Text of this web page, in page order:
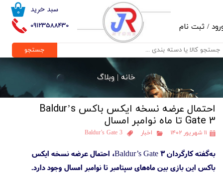
09123588430
۰ سبد خرید
/ ثبت نام
حساب کاربری من
تغییر گذر واژه
خروج از حساب کاربری
جستجو
خانه |وبلاگ
احتمال عرضه نسخه ایکس باکس Baldur’s
Gate 3 تا ماه نوامبر امسال
۱۱ شهریور ۱۴۰۲ اخبار Baldur’s Gate 3
به‌گفته کارگردان Baldur’s Gate 3، احتمال عرضه نسخه ایکس
باکس این بازی بین ماه‌های سپتامبر تا نوامبر امسال وجود دارد.